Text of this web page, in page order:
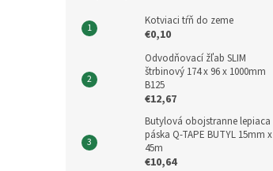
Kotviaci tŕň do zeme
€0,10
Odvodňovací žľab SLIM
štrbinový 174 x 96 x 1000mm
B125
€12,67
Butylová obojstranne lepiaca
páska Q-TAPE BUTYL 15mm x
45m
€10,64